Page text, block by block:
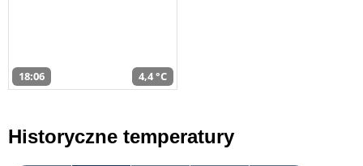
18:06 4,4 °C
Historyczne temperatury